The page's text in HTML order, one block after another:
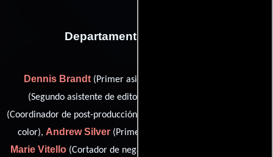
Departamento de editorial
Dennis Brandt(Primer asistente de editor),
(Segundo asistente de editor),
(Coordinador de post-producción),
color), Andrew Silver (Primer asistente de editor),
Marie Vitello(Cortador de negativos) y